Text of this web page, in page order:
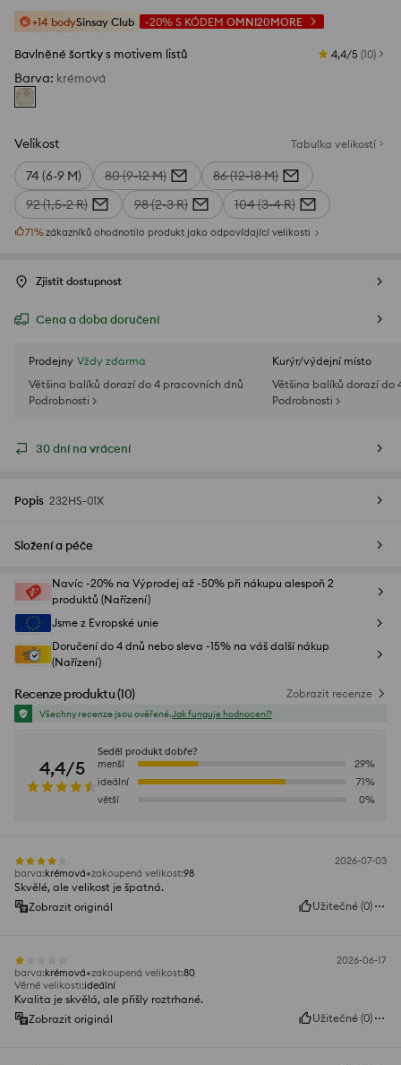
+14 bodySinsay Club -20% S KÓDEM OMNI20MORE
Bavlněné šortky s motivem listů 4,4/5 (10)
Barva: krémová
Velikost Tabulka velikostí
74 (6-9 M) 80 (9-12 M)
86 (12-18 M)
92 (1,5-2 R)
98 (2-3 R) 104 (3-4 R)
71%zákazníků ohodnotilo produkt jako odpovídající velikosti
Zjistit dostupnost
Cena a doba doručení
Prodejny Vždy zdarma
Většina balíků dorazí do 4 pracovních dnů
Podrobnosti >
Kurýr/výdejní místo
Většina balíků dorazí do
Podrobnosti >
30 dní na vrácení
Popis 232HS-01X
Složení a péče
Navíc -20% na Výprodej až -50% při nákupu alespoň 2
produktů (Nařízení)
Jsme z Evropské unie
Doručení do 4 dnů nebo sleva -15% na váš další nákup
(Nařízení)
Recenze produktu(10) Zobrazit recenze
Všechny recenze jsou ověřené.Jak funguje hodnocení?
4,4/5
Seděl produkt dobře?
menší
29%
ideální
71%
větší
0%
2026-07-03
barva:krémová zakoupená velikost:98
Skvělé, ale velikost je špatná.
Zobrazit originál
Užitečné (0)
2026-06-17
barva:krémová zakoupená velikost:80
Věrné velikosti:ideální
Kvalita je skvělá, ale přišly roztrhané.
Zobrazit originál
Užitečné (0)